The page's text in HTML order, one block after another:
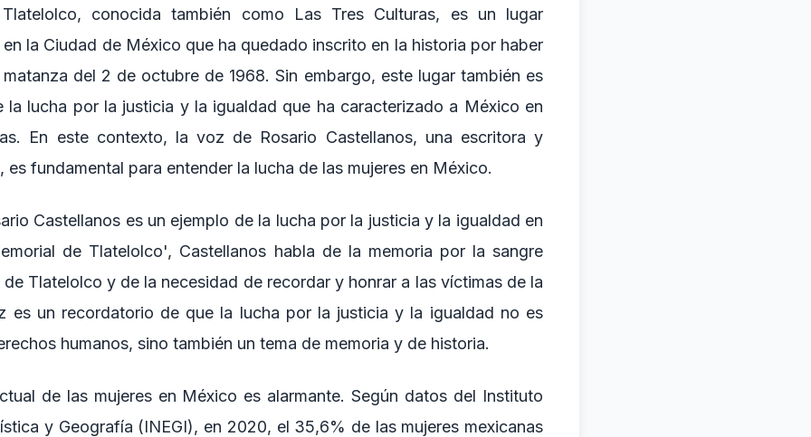
conocida también como Las Tres Culturas, es un lugar
la Ciudad de México que ha quedado inscrito en la historia por haber
del 2 de octubre de 1968. Sin embargo, este lugar también es
la lucha por la justicia y la igualdad que ha caracterizado a México en
En este contexto, la voz de Rosario Castellanos, una escritora y
es fundamental para entender la lucha de las mujeres en México.
Castellanos es un ejemplo de la lucha por la justicia y la igualdad en
de Tlatelolco', Castellanos habla de la memoria por la sangre
Tlatelolco y de la necesidad de recordar y honrar a las víctimas de la
es un recordatorio de que la lucha por la justicia y la igualdad no es
humanos, sino también un tema de memoria y de historia.
de las mujeres en México es alarmante. Según datos del Instituto
y Geografía (INEGI), en 2020, el 35,6% de las mujeres mexicanas